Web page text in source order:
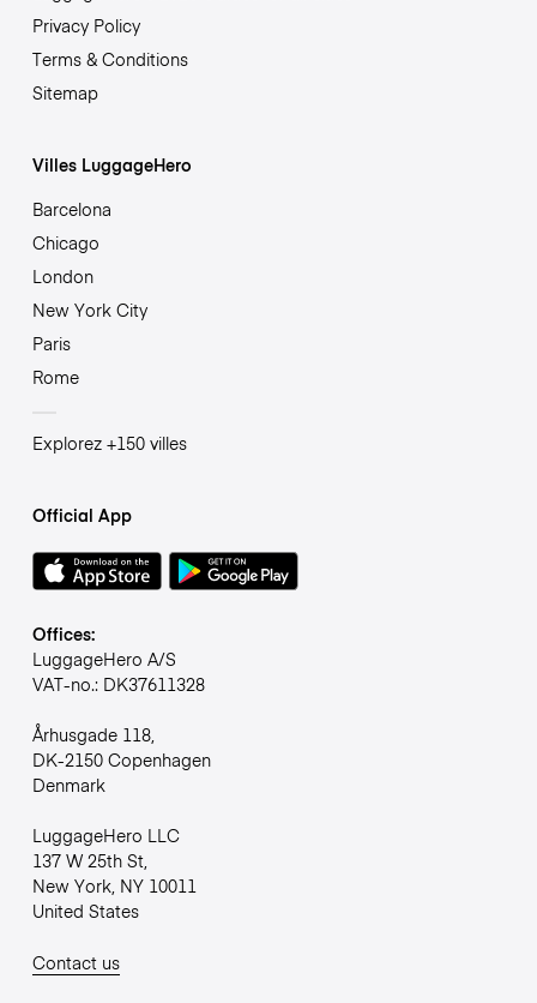
Privacy Policy
Terms & Conditions
Sitemap
Villes LuggageHero
Barcelona
Chicago
London
New York City
Paris
Rome
Explorez +150 villes
Official App
Offices:
LuggageHero A/S
VAT-no.: DK37611328
Århusgade 118,
DK-2150 Copenhagen
Denmark
LuggageHero LLC
137 W 25th St,
New York, NY 10011
United States
Contact us